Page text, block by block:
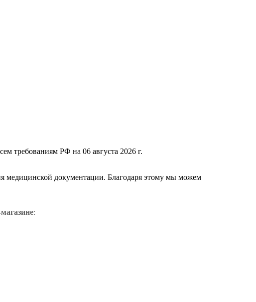
требованиям РФ на 06 августа 2026 г.
медицинской документации. Благодаря этому мы можем
: